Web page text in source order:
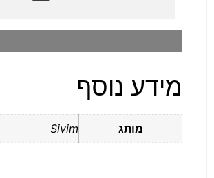
מידע נוסף
מותג Sivim